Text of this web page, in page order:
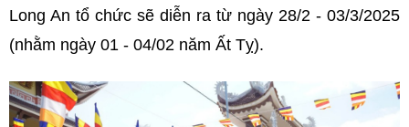
Long An tổ chức sẽ diễn ra từ ngày 28/2 - 03/3/2025
(nhằm ngày 01 - 04/02 năm Ất Tỵ).